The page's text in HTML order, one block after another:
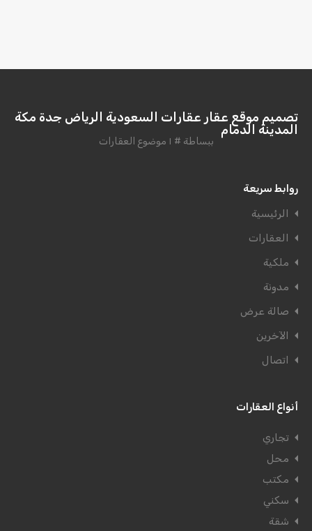
تصميم موقع عقار عقارات السعودية الرياض جدة مكة
المدينة الدمام
ببساطة # ١ موضوع العقارات
روابط سريعة
الرئيسية
العقارات
ملكية
مدونة
صالة عرض
الآخرين
اتصال
أنواع العقارات
تجاري
محل
مكتب
سكني
شقة